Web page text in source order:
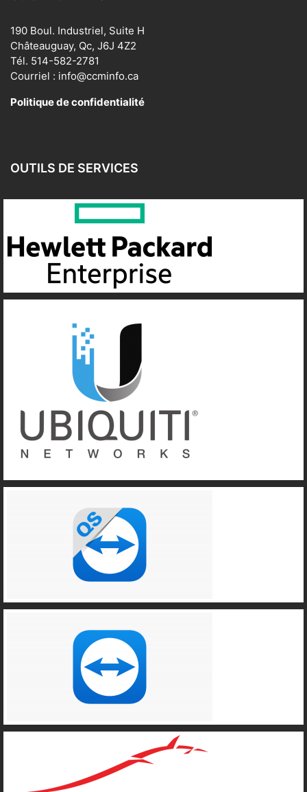
190 Boul. Industriel, Suite H
Châteauguay, Qc, J6J 4Z2
Tél. 514-582-2781
Courriel : info@ccminfo.ca
Politique de confidentialité
OUTILS DE SERVICES